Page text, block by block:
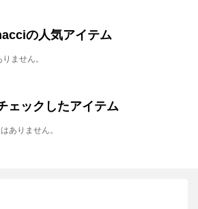
の人気アイテム
ません。
ェックしたアイテム
ありません。